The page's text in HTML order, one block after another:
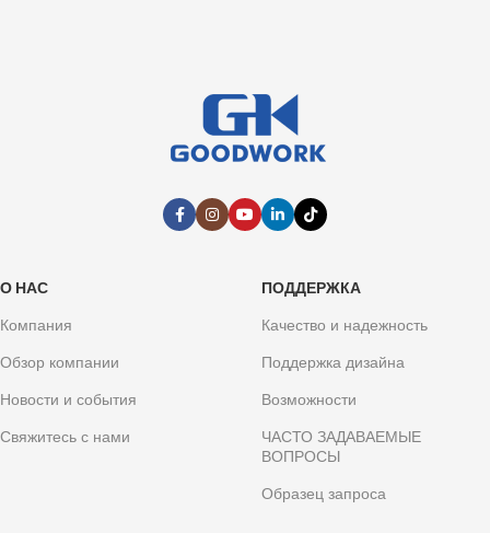
О НАС
Компания
Обзор компании
Новости и события
Свяжитесь с нами
ПОДДЕРЖКА
Качество и надежность
Поддержка дизайна
Возможности
ЧАСТО ЗАДАВАЕМЫЕ
ВОПРОСЫ
Образец запроса